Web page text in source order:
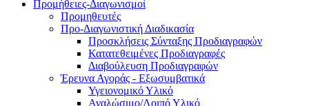
Προμήθειες-Διαγωνισμοί
Προμηθευτές
Προ-Διαγωνιστική Διαδικασία
Προσκλήσεις Σύνταξης Προδιαγραφών
Κατατεθειμένες Προδιαγραφές
Διαβούλευση Προδιαγραφών
Έρευνα Αγοράς - Εξωσυμβατικά
Υγειονομικό Υλικό
Αναλώσιμο/Λοιπό Υλικό